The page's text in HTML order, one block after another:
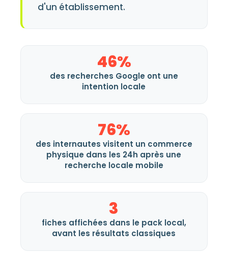
d'un établissement.
46%
des recherches Google ont une
intention locale
76%
des internautes visitent un commerce
physique dans les 24h après une
recherche locale mobile
3
fiches affichées dans le pack local,
avant les résultats classiques